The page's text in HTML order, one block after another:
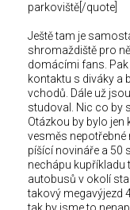
parkoviště[/quote]
Ještě tam je
shromaždiště pro
domácími fans. Pak
kontaktu s diváky a
vchodů. Dále už
studoval. Nic co by
Otázkou by bylo jen
vesměs nepotřebné
píšící novináře a 50
nechápu kupříkladu
autobusů v okolí
takový megavýjezd